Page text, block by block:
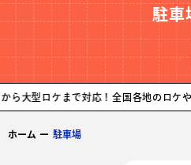
駐車
で対応！全国各地のロケやシーン撮影
ホーム ー 駐車場